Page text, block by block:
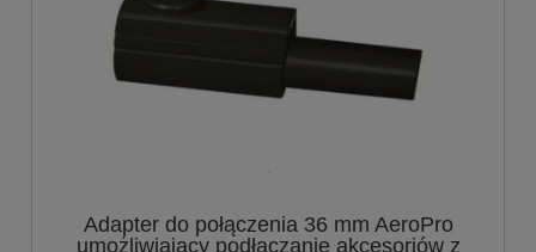
Adapter do połączenia 36 mm AeroPro
umożliwiający podłączanie akcesoriów z